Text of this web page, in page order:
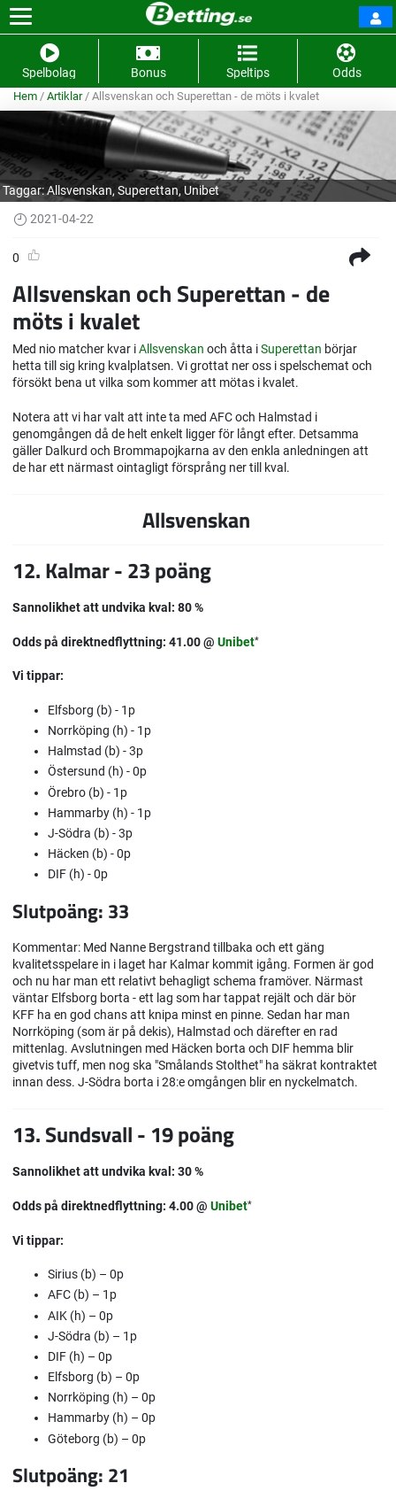
Spelbolag Bonus Speltips Odds
Hem / Artiklar/ Allsvenskan och Superettan - de möts i kvalet
Taggar:Allsvenskan,Superettan, Unibet
2021-04-22
0
Allsvenskan och Superettan - de
möts i kvalet
Med nio matcher kvar iAllsvenskan och åtta iSuperettan börjar
hetta till sig kring kvalplatsen. Vi grottat ner oss i spelschemat och
försökt bena ut vilka som kommer att mötas i kvalet.
Notera att vi har valt att inte ta med AFC och Halmstad i
genomgången då de helt enkelt ligger för långt efter. Detsamma
gäller Dalkurd och Brommapojkarna av den enkla anledningen att
de har ett närmast ointagligt försprång ner till kval.
Allsvenskan
12. Kalmar - 23 poäng
Sannolikhet att undvika kval: 80 %
Odds på direktnedflyttning: 41.00 @ Unibet*
Vi tippar:
Elfsborg (b) - 1p
Norrköping (h) - 1p
Halmstad (b) - 3p
Östersund (h) - 0p
Örebro (b) - 1p
Hammarby (h) - 1p
J-Södra (b) - 3p
Häcken (b) - 0p
DIF (h) - 0p
Slutpoäng: 33
Kommentar: Med Nanne Bergstrand tillbaka och ett gäng
kvalitetsspelare in i laget har Kalmar kommit igång. Formen är god
och nu har man ett relativt behagligt schema framöver. Närmast
väntar Elfsborg borta - ett lag som har tappat rejält och där bör
KFF ha en god chans att knipa minst en pinne. Sedan har man
Norrköping (som är på dekis), Halmstad och därefter en rad
mittenlag. Avslutningen med Häcken borta och DIF hemma blir
givetvis tuff, men nog ska "Smålands Stolthet" ha säkrat kontraktet
innan dess. J-Södra borta i 28:e omgången blir en nyckelmatch.
13. Sundsvall - 19 poäng
Sannolikhet att undvika kval: 30 %
Odds på direktnedflyttning: 4.00 @ Unibet*
Vi tippar:
Sirius (b) – 0p
AFC (b) – 1p
AIK (h) – 0p
J-Södra (b) – 1p
DIF (h) – 0p
Elfsborg (b) – 0p
Norrköping (h) – 0p
Hammarby (h) – 0p
Göteborg (b) – 0p
Slutpoäng: 21